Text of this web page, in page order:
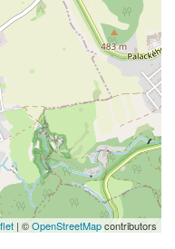
| ©OpenStreetMapcontributors